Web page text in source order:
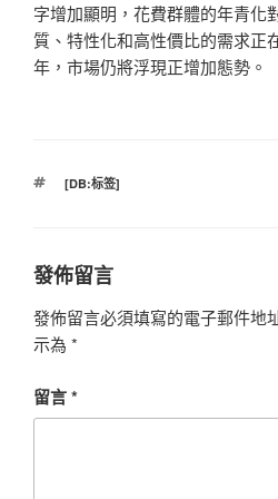
字增加顯明，花費群體的年青化
質、特性化和高性價比的需求正
年，市場仍將浮現正增加態勢。
標
[DB:标签]
發佈留言
發佈留言必須填寫的電子郵件地
示為 *
留言*